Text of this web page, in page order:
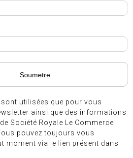
utilisées que pour vous
ainsi que des informations
Société Royale Le Commerce
pouvez toujours vous
moment via le lien présent dans